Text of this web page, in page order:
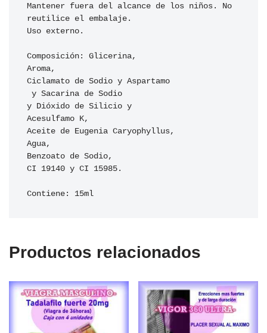
Mantener fuera del alcance de los niños. No
reutilice el embalaje.
Uso externo.
Composición: Glicerina,
Aroma,
Ciclamato de Sodio y Aspartamo
y Dióxido de Silicio y
Acesulfamo K,
Aceite de Eugenia Caryophyllus,
Agua,
Benzoato de Sodio,
CI 19140 y CI 15985.
Contiene: 15ml
Productos relacionados